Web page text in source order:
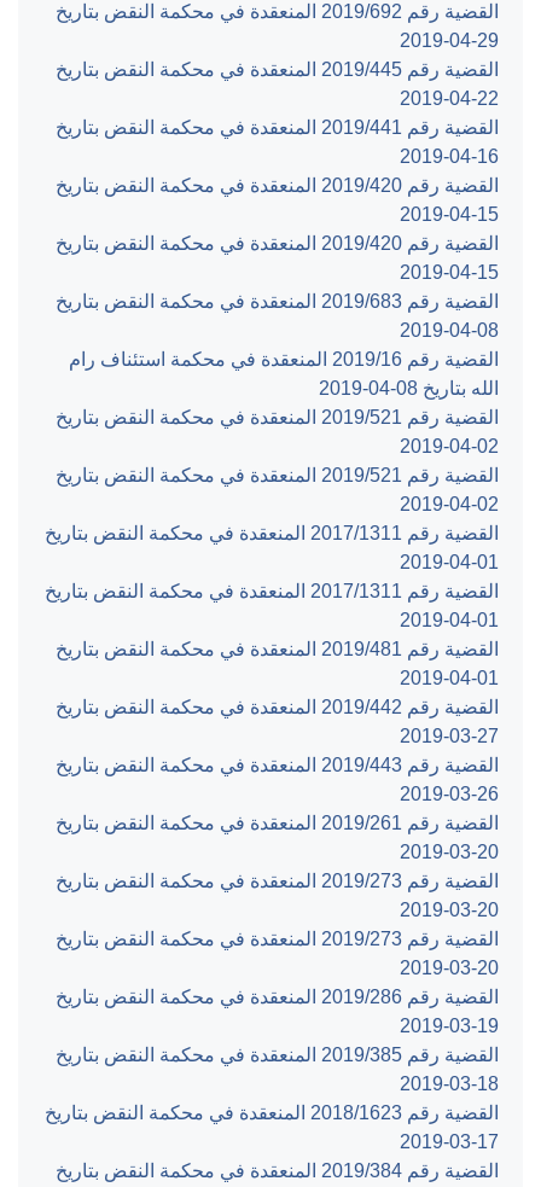
القضية رقم ‎692‏/‎2019‏ المنعقدة في محكمة النقض بتاريخ
‎2019-04-29‏
القضية رقم ‎445‏/‎2019‏ المنعقدة في محكمة النقض بتاريخ
‎2019-04-22‏
القضية رقم ‎441‏/‎2019‏ المنعقدة في محكمة النقض بتاريخ
‎2019-04-16‏
القضية رقم ‎420‏/‎2019‏ المنعقدة في محكمة النقض بتاريخ
‎2019-04-15‏
القضية رقم ‎420‏/‎2019‏ المنعقدة في محكمة النقض بتاريخ
‎2019-04-15‏
القضية رقم ‎683‏/‎2019‏ المنعقدة في محكمة النقض بتاريخ
‎2019-04-08‏
القضية رقم ‎16‏/‎2019‏ المنعقدة في محكمة استئناف رام
الله بتاريخ ‎2019-04-08‏
القضية رقم ‎521‏/‎2019‏ المنعقدة في محكمة النقض بتاريخ
‎2019-04-02‏
القضية رقم ‎521‏/‎2019‏ المنعقدة في محكمة النقض بتاريخ
‎2019-04-02‏
القضية رقم ‎1311‏/‎2017‏ المنعقدة في محكمة النقض بتاريخ
‎2019-04-01‏
القضية رقم ‎1311‏/‎2017‏ المنعقدة في محكمة النقض بتاريخ
‎2019-04-01‏
القضية رقم ‎481‏/‎2019‏ المنعقدة في محكمة النقض بتاريخ
‎2019-04-01‏
القضية رقم ‎442‏/‎2019‏ المنعقدة في محكمة النقض بتاريخ
‎2019-03-27‏
القضية رقم ‎443‏/‎2019‏ المنعقدة في محكمة النقض بتاريخ
‎2019-03-26‏
القضية رقم ‎261‏/‎2019‏ المنعقدة في محكمة النقض بتاريخ
‎2019-03-20‏
القضية رقم ‎273‏/‎2019‏ المنعقدة في محكمة النقض بتاريخ
‎2019-03-20‏
القضية رقم ‎273‏/‎2019‏ المنعقدة في محكمة النقض بتاريخ
‎2019-03-20‏
القضية رقم ‎286‏/‎2019‏ المنعقدة في محكمة النقض بتاريخ
‎2019-03-19‏
القضية رقم ‎385‏/‎2019‏ المنعقدة في محكمة النقض بتاريخ
‎2019-03-18‏
القضية رقم ‎1623‏/‎2018‏ المنعقدة في محكمة النقض بتاريخ
‎2019-03-17‏
القضية رقم ‎384‏/‎2019‏ المنعقدة في محكمة النقض بتاريخ